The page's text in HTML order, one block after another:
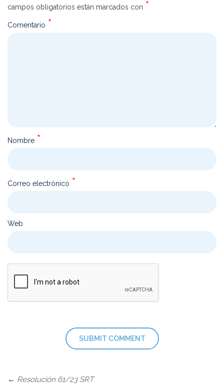
campos obligatorios están marcados con *
Comentario *
Nombre *
Correo electrónico *
Web
← Resolución 61/23 SRT